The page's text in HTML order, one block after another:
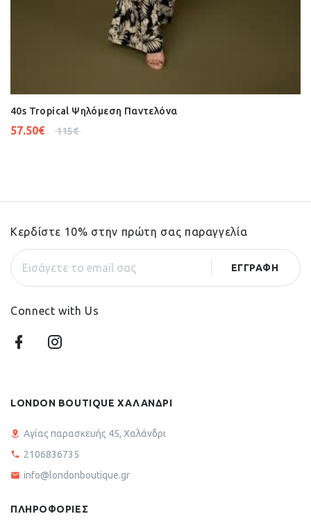
40s Tropical Ψηλόμεση Παντελόνα
115€
57.50€
Κερδίστε 10% στην πρώτη σας παραγγελία
Connect with Us
LONDON BOUTIQUE ΧΑΛΑΝΔΡΙ
Αγίας παρασκευής 45, Χαλάνδρι
2106836735
info@londonboutique.gr
ΠΛΗΡΟΦΟΡΙΕΣ